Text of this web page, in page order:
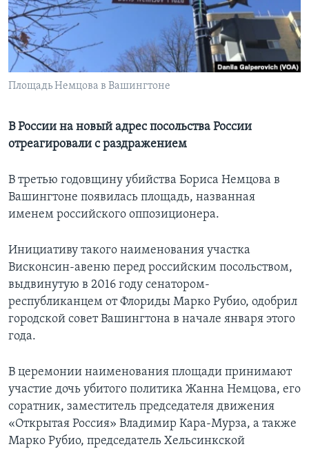
Learning English
СОЦИАЛЬНЫЕ СЕТИ
Языки
Площадь Немцова в Вашингтоне
В России на новый адрес посольства России
отреагировали с раздражением
В третью годовщину убийства Бориса Немцова в
Вашингтоне появилась площадь, названная
именем российского оппозиционера.
Инициативу такого наименования участка
Висконсин-авеню перед российским посольством,
выдвинутую в 2016 году сенатором-
республиканцем от Флориды Марко Рубио, одобрил
городской совет Вашингтона в начале января этого
года.
В церемонии наименования площади принимают
участие дочь убитого политика Жанна Немцова, его
соратник, заместитель председателя движения
«Открытая Россия» Владимир Кара-Мурза, а также
Марко Рубио, председатель Хельсинкской